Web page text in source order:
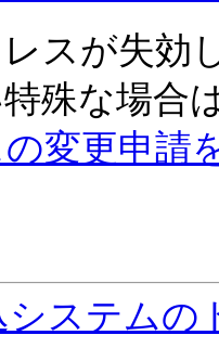
スが失効
殊な場合
変更申請
システム